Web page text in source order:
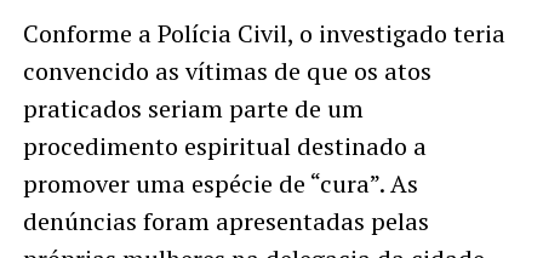
Conforme a Polícia Civil, o investigado teria
convencido as vítimas de que os atos
praticados seriam parte de um
procedimento espiritual destinado a
promover uma espécie de “cura”. As
denúncias foram apresentadas pelas